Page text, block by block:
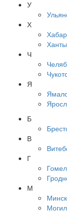
У
Х
Ч
Я
Б
В
Г
М
Минск